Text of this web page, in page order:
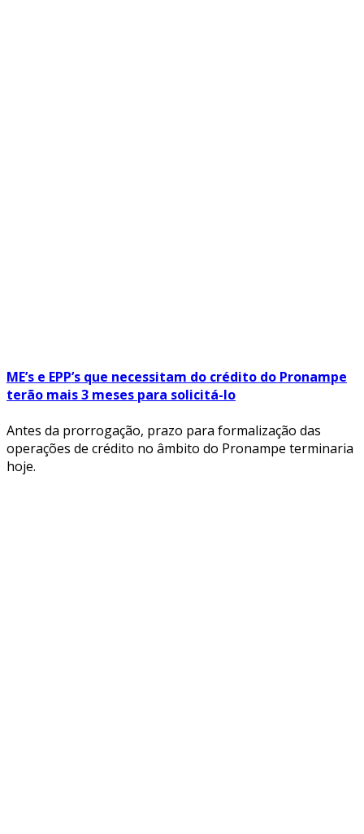
ME’s e EPP’s que necessitam do crédito do Pronampe
terão mais 3 meses para solicitá-lo
Antes da prorrogação, prazo para formalização das
operações de crédito no âmbito do Pronampe terminaria
hoje.